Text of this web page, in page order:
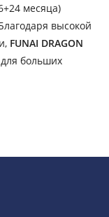
месяца)
высокой
FUNAI DRAGON
больших